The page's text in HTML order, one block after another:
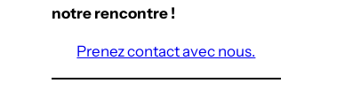
notre rencontre !
Prenez contact avec nous.